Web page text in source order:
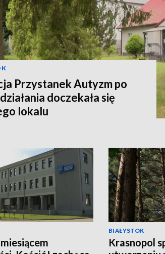
Przystanek Autyzm po
doczekała się
lokalu
BIAŁYSTOK
Krasnopol